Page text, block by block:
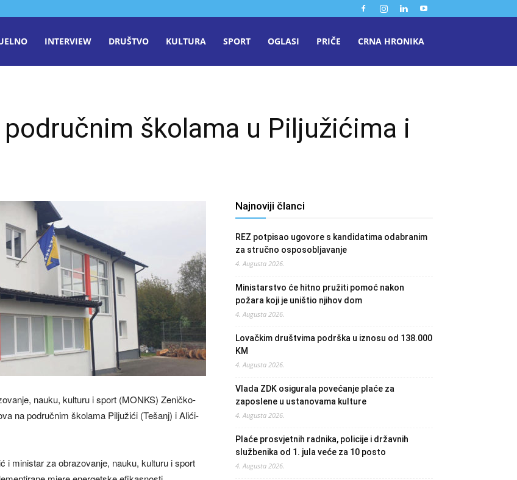
INTERVIEW DRUŠTVO KULTURA SPORT OGLASI PRIČE CRNA HRONIKA
školama u Piljužićima i
nauku, kulturu i sport (MONKS) Zeničko-
na područnim školama Piljužići (Tešanj) i Alići-
i ministar za obrazovanje, nauku, kulturu i sport
Najnoviji članci
REZ potpisao ugovore s kandidatima odabranim
za stručno osposobljavanje
4. Augusta 2026.
Ministarstvo će hitno pružiti pomoć nakon
požara koji je uništio njihov dom
4. Augusta 2026.
Lovačkim društvima podrška u iznosu od 138.000
KM
4. Augusta 2026.
Vlada ZDK osigurala povećanje plaće za
zaposlene u ustanovama kulture
4. Augusta 2026.
Plaće prosvjetnih radnika, policije i državnih
službenika od 1. jula veće za 10 posto
4. Augusta 2026.